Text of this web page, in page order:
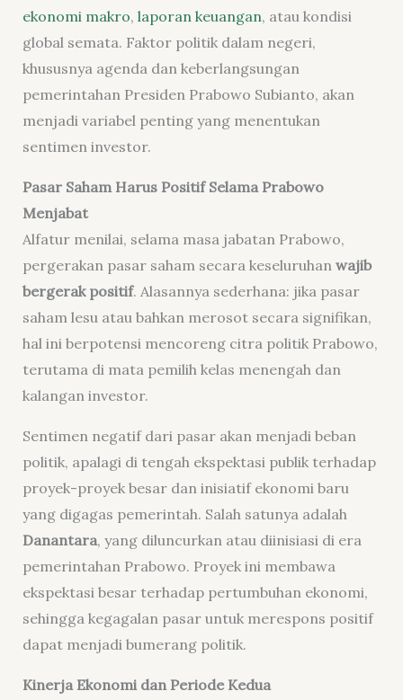
ekonomi makro, laporan keuangan, atau kondisi
global semata. Faktor politik dalam negeri,
khususnya agenda dan keberlangsungan
pemerintahan Presiden Prabowo Subianto, akan
menjadi variabel penting yang menentukan
sentimen investor.
Pasar Saham Harus Positif Selama Prabowo
Menjabat
Alfatur menilai, selama masa jabatan Prabowo,
pergerakan pasar saham secara keseluruhan wajib
bergerak positif. Alasannya sederhana: jika pasar
saham lesu atau bahkan merosot secara signifikan,
hal ini berpotensi mencoreng citra politik Prabowo,
terutama di mata pemilih kelas menengah dan
kalangan investor.
Sentimen negatif dari pasar akan menjadi beban
politik, apalagi di tengah ekspektasi publik terhadap
proyek-proyek besar dan inisiatif ekonomi baru
yang digagas pemerintah. Salah satunya adalah
Danantara, yang diluncurkan atau diinisiasi di era
pemerintahan Prabowo. Proyek ini membawa
ekspektasi besar terhadap pertumbuhan ekonomi,
sehingga kegagalan pasar untuk merespons positif
dapat menjadi bumerang politik.
Kinerja Ekonomi dan Periode Kedua